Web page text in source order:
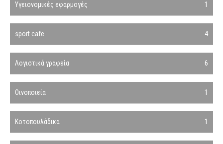
Υγειονομικές εφαρμογές 1
sport cafe 4
Λογιστικά γραφεία 6
Οινοποιεία 1
Κοτοπουλάδικα 1